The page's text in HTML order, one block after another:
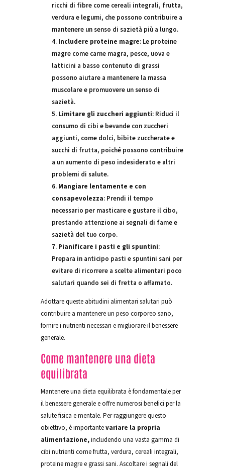
ricchi di fibre come cereali integrali, frutta,
verdura e legumi, che possono contribuire a
mantenere un senso di sazietà più a lungo.
Includere proteine magre: Le proteine
magre come carne magra, pesce, uova e
latticini a basso contenuto di grassi
possono aiutare a mantenere la massa
muscolare e promuovere un senso di
sazietà.
Limitare gli zuccheri aggiunti: Riduci il
consumo di cibi e bevande con zuccheri
aggiunti, come dolci, bibite zuccherate e
succhi di frutta, poiché possono contribuire
a un aumento di peso indesiderato e altri
problemi di salute.
Mangiare lentamente e con
consapevolezza: Prendi il tempo
necessario per masticare e gustare il cibo,
prestando attenzione ai segnali di fame e
sazietà del tuo corpo.
Pianificare i pasti e gli spuntini:
Prepara in anticipo pasti e spuntini sani per
evitare di ricorrere a scelte alimentari poco
salutari quando sei di fretta o affamato.
Adottare queste abitudini alimentari salutari può
contribuire a mantenere un peso corporeo sano,
fornire i nutrienti necessari e migliorare il benessere
generale.
Come mantenere una dieta
equilibrata
Mantenere una dieta equilibrata è fondamentale per
il benessere generale e offre numerosi benefici per la
salute fisica e mentale. Per raggiungere questo
obiettivo, è importantevariare la propria
alimentazione,includendo una vasta gamma di
cibi nutrienti come frutta, verdura, cereali integrali,
proteine magre e grassi sani. Ascoltare i segnali del